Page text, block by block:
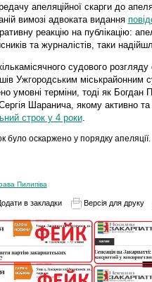
апеляційної скарги до
вимозі адвоката видання
реакцію на публікацію:
та журналістів, таки
судового
Ужгородським міськрайонним
умовні терміни, тоді як Богдан
Сергія Шаранича, якому активно
строк у 4 роки.
було оскаржено у порядку апеляції.
Пилипіва
в закладки Версія для друку